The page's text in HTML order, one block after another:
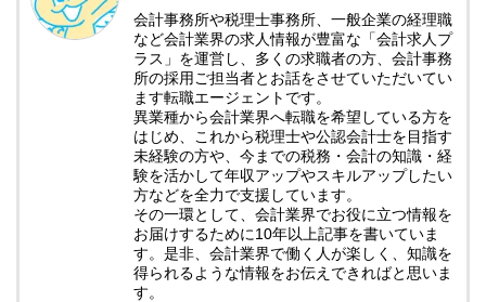
会計事務所や税理士事務所、一般企業の経理職
など会計業界の求人情報が豊富な「会計求人プ
ラス」を運営し、多くの求職者の方、会計事務
所の採用ご担当者とお話をさせていただいてい
ます転職エージェントです。
異業種から会計業界へ転職を希望している方を
はじめ、これから税理士や公認会計士を目指す
未経験の方や、今までの税務・会計の知識・経
験を活かして年収アップやスキルアップしたい
方などを全力で支援しています。
その一環として、会計業界でお役に立つ情報を
お届けするために10年以上記事を書いていま
す。是非、会計業界で働く人が楽しく、知識を
得られるような情報をお伝えできればと思いま
す。